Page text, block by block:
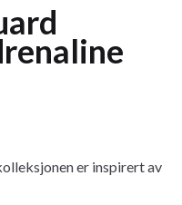
er inspirert av